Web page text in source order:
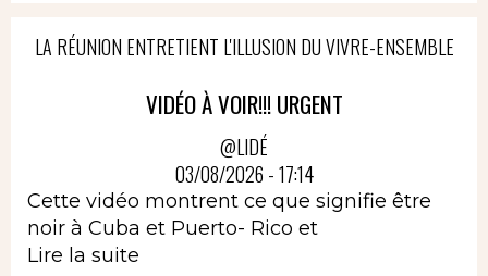
LA RÉUNION ENTRETIENT L'ILLUSION DU VIVRE-ENSEMBLE
VIDÉO À VOIR!!! URGENT
@LIDÉ
03/08/2026 - 17:14
Cette vidéo montrent ce que signifie être
noir à Cuba et Puerto- Rico et
Lire la suite